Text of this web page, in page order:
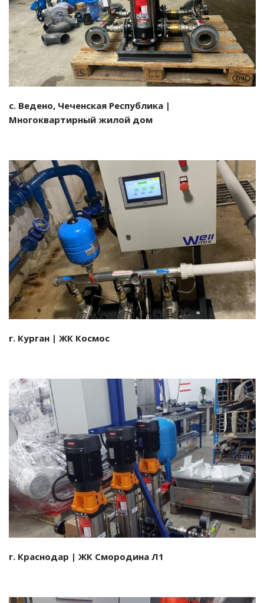
Смотреть проект
с. Ведено, Чеченская Республика |
Многоквартирный жилой дом
Смотреть проект
г. Курган | ЖК Космос
Смотреть проект
г. Краснодар | ЖК Смородина Л1